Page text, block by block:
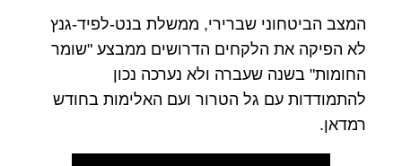
המצב הביטחוני שברירי, ממשלת בנט-לפיד-גנץ
לא הפיקה את הלקחים הדרושים ממבצע "שומר
החומות" בשנה שעברה ולא נערכה נכון
להתמודדות עם גל הטרור ועם האלימות בחודש
רמדאן.